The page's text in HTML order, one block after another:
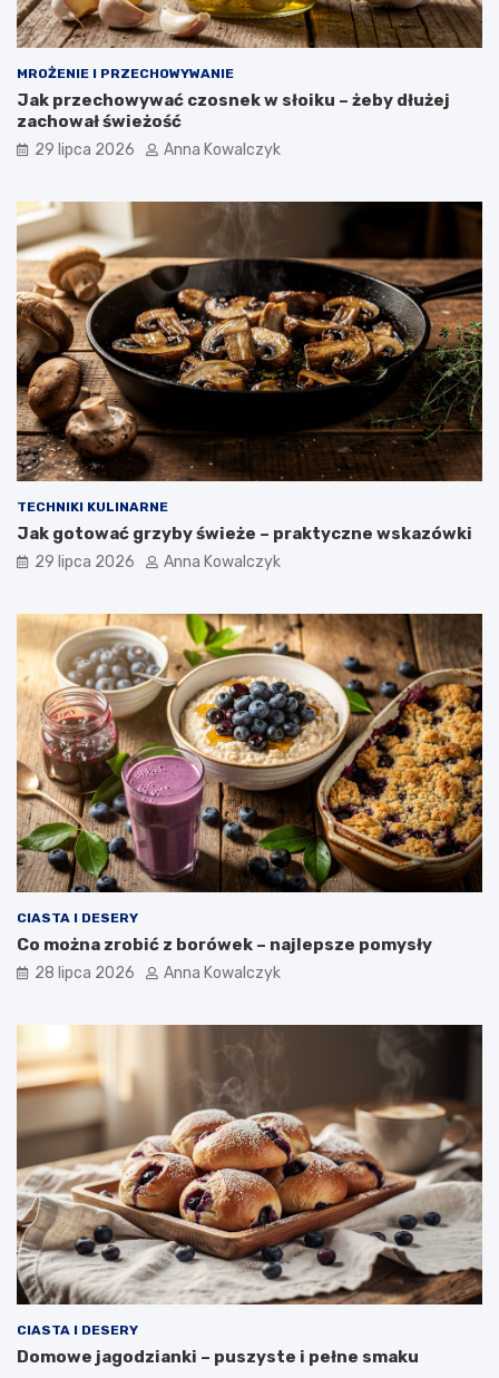
MROŻENIE I PRZECHOWYWANIE
Jak przechowywać czosnek w słoiku – żeby dłużej
zachował świeżość
29 lipca 2026 Anna Kowalczyk
TECHNIKI KULINARNE
Jak gotować grzyby świeże – praktyczne wskazówki
29 lipca 2026 Anna Kowalczyk
CIASTA I DESERY
Co można zrobić z borówek – najlepsze pomysły
28 lipca 2026 Anna Kowalczyk
CIASTA I DESERY
Domowe jagodzianki – puszyste i pełne smaku